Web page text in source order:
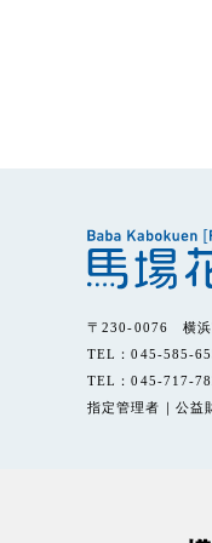
〒230-0076 横浜
TEL：045-585-
TEL：045-717-
指定管理者｜公益